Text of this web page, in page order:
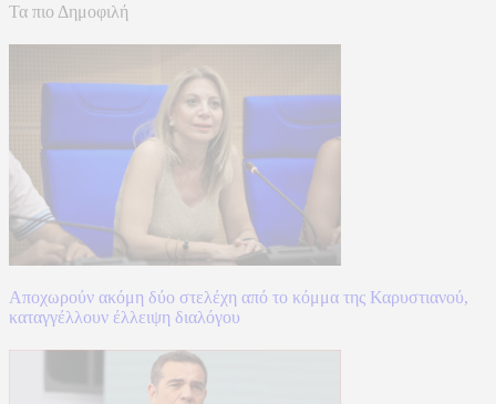
Τα πιο Δημοφιλή
Αποχωρούν ακόμη δύο στελέχη από το κόμμα της Καρυστιανού,
καταγγέλλουν έλλειψη διαλόγου